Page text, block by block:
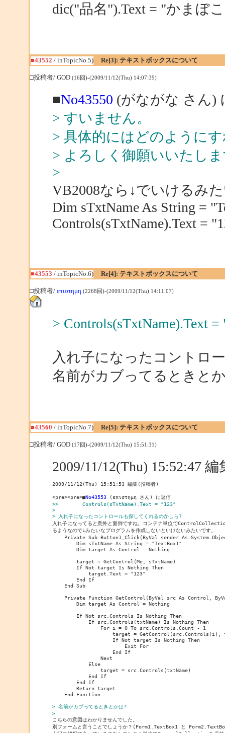
dic("品名").Text = "かまぼ
■43552 / inTopicNo.5) Re[3]: テキストボックスについて
□投稿者/ GOD (16回)-(2009/11/12(Thu) 14:07:39)
■No43550 (がながな さん)
> すいません。
> 具体的にはどのように
> よろしく御願いいたし
>
VB2008なら↓でいけるみ
Dim sTxtName As String =
Controls(sTxtName).Text =
■43553 / inTopicNo.6) Re[4]: テキストボックスについて
□投稿者/ επιστημη (2268回)-(2009/11/12(Thu) 14:11:07)
> Controls(sTxtName).Text =
入れ子になったコントロ
名前がカブってるときと
■43560 / inTopicNo.7) Re[5]: テキストボックスについて
□投稿者/ GOD (17回)-(2009/11/12(Thu) 15:51:31)
2009/11/12(Thu) 15:52:47
2009/11/12(Thu) 15:51:53 編集(投稿者)
<pre><pre>■No43553
(επιστημη さん) に返信
>>        Controls(sTxtName).Text = "123"
>
> 入れ子になったコントロールも探してくれるのかしら?
入れ子になってると意外と面倒ですね。コンテナ単位で
るようなので↓みたいなプログラムを作成しないといけないみたいです。
Private Sub Button1_Click(ByVal sender As
        Dim sTxtName As String = "TextBox1"
        Dim target As Control = Nothing
        target = GetControl(Me, sTxtName)
        If Not target Is Nothing Then
            target.Text = "123"
        End If
    End Sub
Private Function GetControl(ByVal src As Control,
        Dim target As Control = Nothing
        If Not src.Controls Is Nothing Then
            If src.Controls(txtName) Is Nothing Then
                For i = 0 To src.Controls.Count - 1
target = GetControl(src.Controls(i),
                    If Not target Is Nothing Then
                        Exit For
                    End If
                Next
            Else
                target = src.Controls(txtName)
            End If
        End If
        Return target
    End Function
> 名前がカブってるときとかは?
>
別フォームと言うことでしょうか？(Form1.TextBox1 と